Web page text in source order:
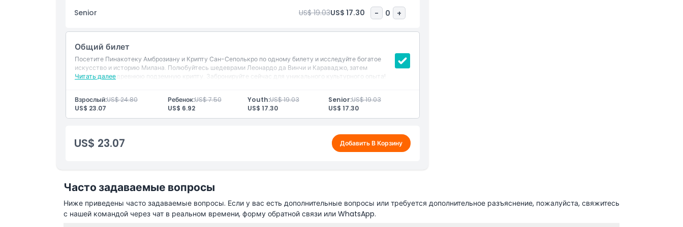
Исключения
Вещи, которые нужно знать
Местоположение
Политика отмены
Senior US$ 19.03US$ 17.30 - 0 +
Общий билет
Посетите Пинакотеку Амброзиану и Крипту Сан-Сеполькро по одному билету и исследуйте богатое
искусство и историю Милана. Полюбуйтесь шедеврами Леонардо да Винчи и Караваджо, затем
спуститесь в древнюю подземную крипту. Забронируйте сейчас для уникального культурного опыта!
Читать далее
Взрослый:US$ 24.80
US$ 23.07
Ребенок:US$ 7.50
US$ 6.92
Youth:US$ 19.03
US$ 17.30
Senior:US$ 19.03
US$ 17.30
US$ 23.07 Добавить В Корзину
Часто задаваемые вопросы
Ниже приведены часто задаваемые вопросы. Если у вас есть дополнительные вопросы или требуется дополнительное разъяснение, пожалуйста, свяжитесь
с нашей командой через чат в реальном времени, форму обратной связи или WhatsApp.